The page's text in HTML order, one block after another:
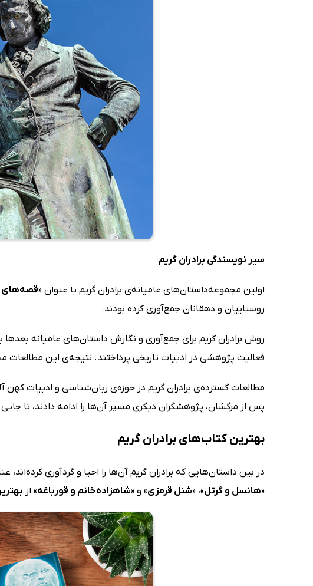
سیر نویسندگی برادران گریم
اولین مجموعه‌داستان‌های عامیانه‌ی برادران گریم با عنوان «قصه‌های
روستاییان و دهقانان جمع‌آوری کرده بودند.
روش برادران گریم برای جمع‌آوری و نگارش داستان‌های عامیانه
فعالیت پژوهشی در ادبیات تاریخی پرداختند. نتیجه‌ی این مطالعات
مطالعات گسترده‌ی برادران گریم در حوزه‌ی زبان‌شناسی و ادبیات کهن
پس از مرگشان، پژوهشگران دیگری مسیر آن‌ها را ادامه دادند، تا جایی که در سال 1960 نگارش این فرهنگ
بهترین کتاب‌های برادران گریم
در بین داستان‌هایی که برادران گریم آن‌ها را احیا و گردآوری
«هانسل و گرتل»، «شنل قرمزی» و «شاهزاده‌خانم و قورباغه» از